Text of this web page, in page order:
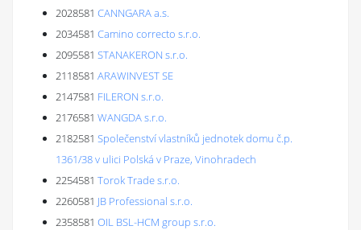
2028581 CANNGARA a.s.
2034581 Camino correcto s.r.o.
2095581 STANAKERON s.r.o.
2118581 ARAWINVEST SE
2147581 FILERON s.r.o.
2176581 WANGDA s.r.o.
2182581 Společenství vlastníků jednotek domu č.p.
1361/38 v ulici Polská v Praze, Vinohradech
2254581 Torok Trade s.r.o.
2260581 JB Professional s.r.o.
2358581 OIL BSL-HCM group s.r.o.